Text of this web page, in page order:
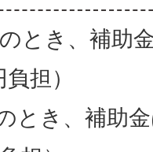
とき、補助
担）
とき、補助